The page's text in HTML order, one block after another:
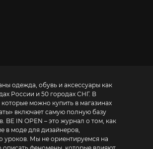
одежда, обувь и аксессуары как
России и 50 городах СНГ. В
можно купить в магазинах
» включает самую полную базу
для дизайнеров,
уроков. Мы не ориентируемся на